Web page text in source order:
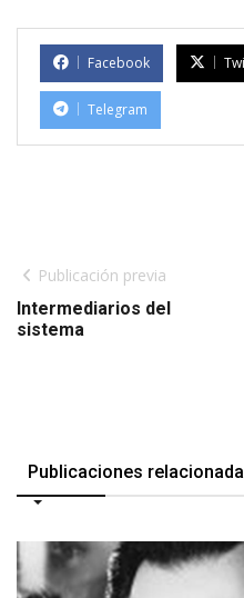
Facebook
Telegram
Publicación previa
Intermediarios del
sistema
Publicaciones